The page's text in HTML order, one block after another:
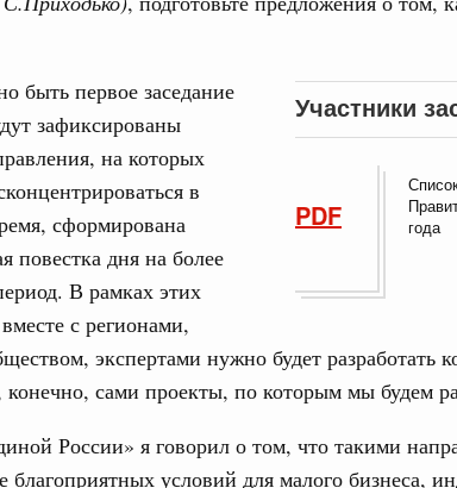
Участники
PDF
года
быть первое заседание
зафиксированы
на которых
в
сформирована
повестка дня на более
В рамках этих
с регионами,
экспертами нужно будет разработать
конечно, сами проекты, по которым мы будем
России» я говорил о том, что такими
благоприятных условий для малого бизнеса,
№21)
июня, четверг
№20)
предприятиями ЖКХ и электроэнергетики
задачах по подготовке к прохождению осенне-зимнего
3 июня, среда
№19)